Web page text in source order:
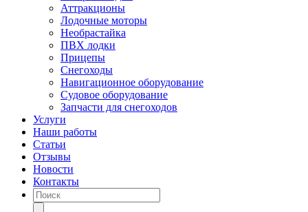
Аттракционы
Лодочные моторы
Необрастайка
ПВХ лодки
Прицепы
Снегоходы
Навигационное оборудование
Судовое оборудование
Запчасти для снегоходов
Услуги
Наши работы
Статьи
Отзывы
Новости
Контакты
Поиск
товаров